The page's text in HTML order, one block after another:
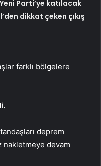
Parti’ye katılacak
dikkat çeken çıkış
farklı bölgelere
deprem
nakletmeye devam